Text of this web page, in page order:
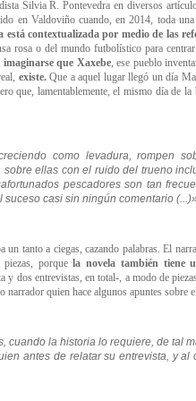
Silvia R. Pontevedra en diversos
en Valdoviño cuando, en 2014, toda
está contextualizada por medio de las
rosa o del mundo futbolístico para
que Xaxebe, ese pueblo
existe.Que a aquel lugar llegó un día
que, lamentablemente, el mismo día de
como levadura, rompen
ellas con el ruido del trueno
pescadores son tan
casi sin ningún comentario (...)».
tanto a ciegas, cazando palabras. El
piezas, porquela novela también tiene
y dos entrevistas, en total-, a modo de
quien hace algunos apuntes sobre
cuando la historia lo requiere, de tal
antes de relatar su entrevista, y al